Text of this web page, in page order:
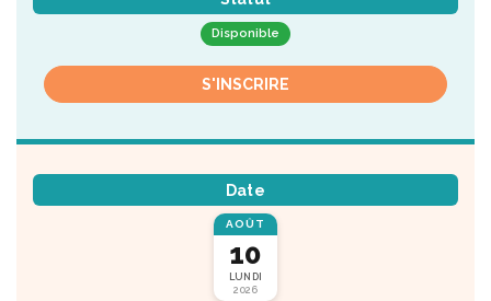
Disponible
S'INSCRIRE
Date
AOÛT
10
LUNDI
2026